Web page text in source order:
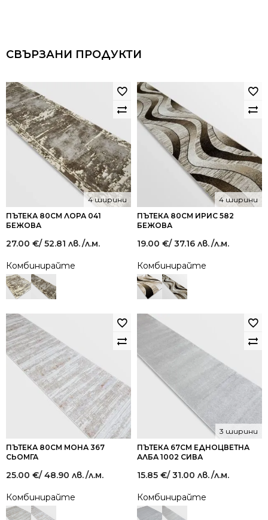
СВЪРЗАНИ ПРОДУКТИ
ПЪТЕКА 80СМ ЛОРА 041
БЕЖОВА
4 ширини
27.00 €/ 52.81 лв./л.м.
Комбинирайте
ПЪТЕКА 80СМ ИРИС 582
БЕЖОВА
4 ширини
19.00 €/ 37.16 лв./л.м.
Комбинирайте
ПЪТЕКА 80СМ МОНА 367
СЬОМГА
25.00 €/ 48.90 лв./л.м.
Комбинирайте
ПЪТЕКА 67СМ ЕДНОЦВЕТНА
АЛБА 1002 СИВА
3 ширини
15.85 €/ 31.00 лв./л.м.
Комбинирайте